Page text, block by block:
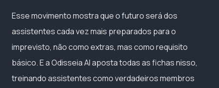
Esse movimento mostra que o futuro será dos
assistentes cada vez mais preparados para o
imprevisto, não como extras, mas como requisito
básico. E a Odisseia AI aposta todas as fichas nisso,
treinando assistentes como verdadeiros membros